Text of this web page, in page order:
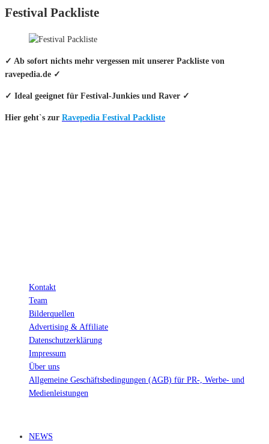
Festival Packliste
✓ Ab sofort nichts mehr vergessen mit unserer Packliste von
ravepedia.de ✓
✓ Ideal geeignet für Festival-Junkies und Raver ✓
Hier geht`s zur Ravepedia Festival Packliste
Kontakt
Team
Bilderquellen
Advertising & Affiliate
Datenschutzerklärung
Impressum
Über uns
Allgemeine Geschäftsbedingungen (AGB) für PR-, Werbe- und
Medienleistungen
NEWS